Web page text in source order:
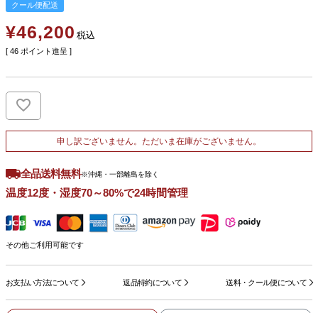
クール便配送
¥46,200 税込
[ 46 ポイント進呈 ]
申し訳ございません。ただいま在庫がございません。
全品送料無料※沖縄・一部離島を除く
温度12度・湿度70～80%で24時間管理
その他ご利用可能です
お支払い方法について 返品特約について 送料・クール便について